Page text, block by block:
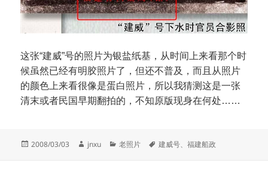
这张“建威”号的照片为银盐纸基，从时间上来看那个时
候虽然已经有明胶照片了，但还不普及，而且从照片
的颜色上来看很像是蛋白照片，所以我猜测这是一张
清末或者民国早期翻拍的，不知原版现身在何处……
发
2008/03/03
作
jnxu
分
老照片
标
建威号、福建船政